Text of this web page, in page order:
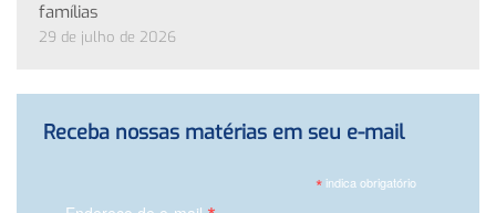
famílias
29 de julho de 2026
Receba nossas matérias em seu e-mail
*indica obrigatório